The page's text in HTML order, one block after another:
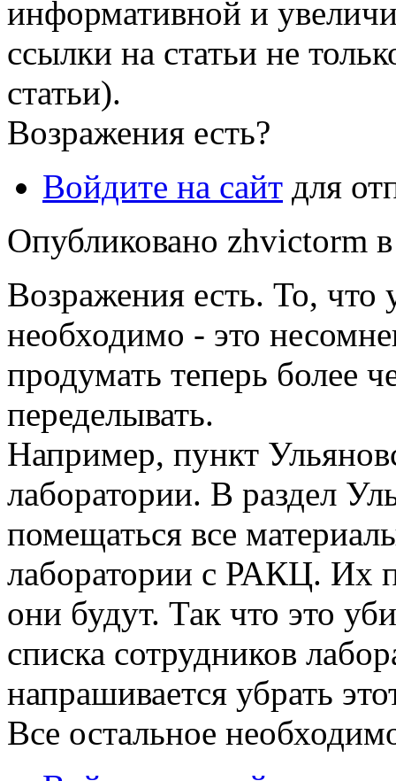
информативной и
ссылки на статьи не
статьи).
Возражения есть?
Войдите на сайт для
Опубликовано zhvictorm
Возражения есть. То, что
необходимо - это
продумать теперь более
переделывать.
Например, пункт
лаборатории. В раздел
помещаться все
лаборатории с РАКЦ. Их
они будут. Так что это
списка сотрудников
напрашивается убрать
Все остальное